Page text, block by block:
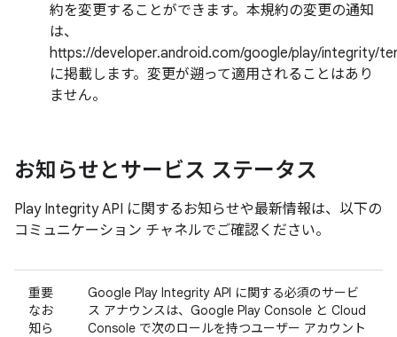
約を変更することができます。本規約の変更の通知
は、
https://developer.android.com/google/play/integrity/
に掲載します。変更が遡って適用されることはあり
ません。
お知らせとサービス ステータス
Play Integrity API に関するお知らせや最新情報は、以下の
コミュニケーション チャネルでご確認ください。
重要
なお
知ら
Google Play Integrity API に関する必須のサービ
ス アナウンスは、Google Play Console と Cloud
Console で次のロールを持つユーザー アカウント